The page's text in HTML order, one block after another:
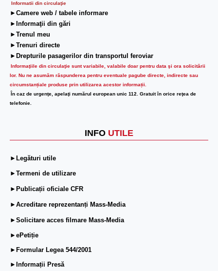
Informatii din circulaţie
►Camere web / tabele informare
►Informaţii din gări
►Trenul meu
►Trenuri directe
►Drepturile pasagerilor din transportul feroviar
Informaţiile din circulaţie sunt variabile, valabile doar pentru data şi ora solicitării
lor. Nu ne asumăm răspunderea pentru eventuale pagube directe, indirecte sau
circumstanțiale produse prin utilizarea acestor informații.
În caz de urgenţe, apelaţi numărul european unic 112. Gratuit în orice reţea de
telefonie.
INFO UTILE
►Legături utile
►Termeni de utilizare
►Publicații oficiale CFR
►Acreditare reprezentanți Mass-Media
►Solicitare acces filmare Mass-Media
►ePetiție
►Formular Legea 544/2001
►Informații Presă